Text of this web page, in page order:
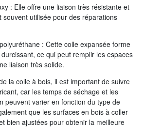
: Elle offre une liaison très résistante et
souvent utilisée pour des réparations
: Cette colle expansée forme
ce qui peut remplir les espaces
liaison très solide.
la colle à bois, il est important de suivre
car les temps de séchage et les
peuvent varier en fonction du type de
que les surfaces en bois à coller
bien ajustées pour obtenir la meilleure